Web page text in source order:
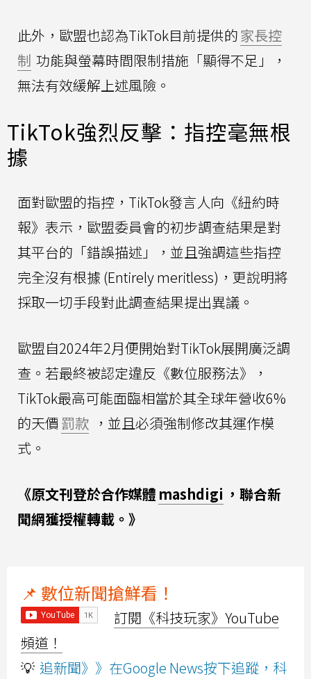
此外，歐盟也認為TikTok目前提供的家長控
制 功能與螢幕時間限制措施「顯得不足」，
無法有效緩解上述風險。
TikTok強烈反擊：指控毫無根
據
面對歐盟的指控，TikTok發言人向《紐約時
報》表示，歐盟委員會的初步調查結果是對
其平台的「錯誤描述」，並且強調這些指控
完全沒有根據 (Entirely meritless)，更說明將
採取一切手段對此調查結果提出異議。
歐盟自2024年2月便開始對TikTok展開廣泛調
查。若最終被認定違反《數位服務法》，
TikTok最高可能面臨相當於其全球年營收6%
的天價罰款 ，並且必須強制修改其運作模
式。
《原文刊登於合作媒體 mashdigi ，聯合新
聞網獲授權轉載。》
📌 數位新聞搶鮮看！
訂閱《科技玩家》YouTube
頻道！
💡 追新聞》》在Google News按下追蹤，科